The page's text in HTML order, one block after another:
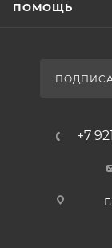
ПОМОЩЬ
+7